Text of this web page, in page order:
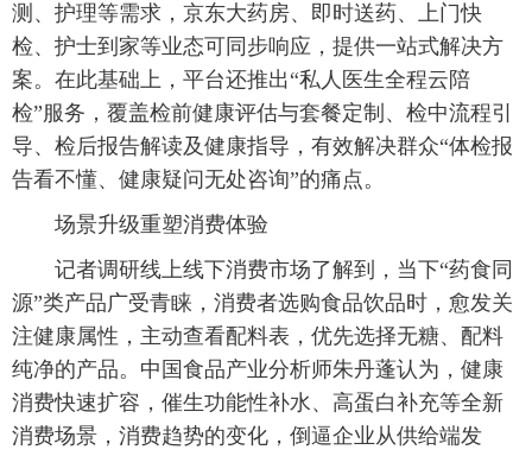
测、护理等需求，京东大药房、即时送药、上门快
检、护士到家等业态可同步响应，提供一站式解决方
案。在此基础上，平台还推出“私人医生全程云陪
检”服务，覆盖检前健康评估与套餐定制、检中流程引
导、检后报告解读及健康指导，有效解决群众“体检报
告看不懂、健康疑问无处咨询”的痛点。
场景升级重塑消费体验
记者调研线上线下消费市场了解到，当下“药食同
源”类产品广受青睐，消费者选购食品饮品时，愈发关
注健康属性，主动查看配料表，优先选择无糖、配料
纯净的产品。中国食品产业分析师朱丹蓬认为，健康
消费快速扩容，催生功能性补水、高蛋白补充等全新
消费场景，消费趋势的变化，倒逼企业从供给端发